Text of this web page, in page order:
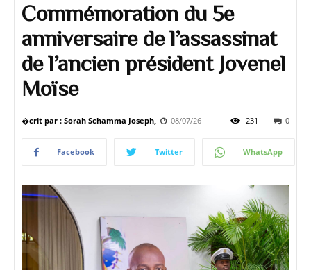
Commémoration du 5e
anniversaire de l’assassinat
de l’ancien président Jovenel
Moïse
�crit par : Sorah Schamma Joseph, 08/07/26 0
231
Facebook Twitter WhatsApp